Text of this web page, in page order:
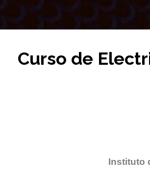
Curso de
Instituto